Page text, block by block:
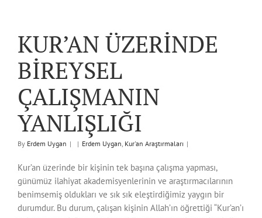
KUR’AN ÜZERİNDE
BİREYSEL
ÇALIŞMANIN
YANLIŞLIĞI
By Erdem Uygan | | Erdem Uygan, Kur'an Araştırmaları |
Kur’an üzerinde bir kişinin tek başına çalışma yapması,
günümüz ilahiyat akademisyenlerinin ve araştırmacılarının
benimsemiş oldukları ve sık sık eleştirdiğimiz yaygın bir
durumdur. Bu durum, çalışan kişinin Allah’ın öğrettiği “Kur’an’ı